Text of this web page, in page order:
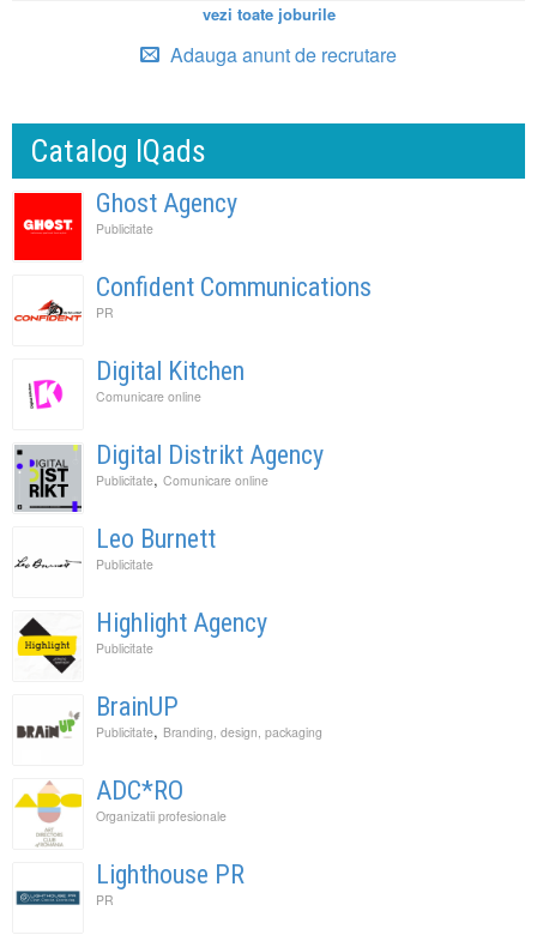
vezi toate joburile
Adauga anunt de recrutare
Catalog IQads
Ghost Agency
Publicitate
Confident Communications
PR
Digital Kitchen
Comunicare online
Digital Distrikt Agency
Publicitate, Comunicare online
Leo Burnett
Publicitate
Highlight Agency
Publicitate
BrainUP
Publicitate, Branding, design, packaging
ADC*RO
Organizatii profesionale
Lighthouse PR
PR